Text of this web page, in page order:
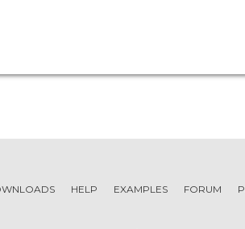
HELP EXAMPLES FORUM